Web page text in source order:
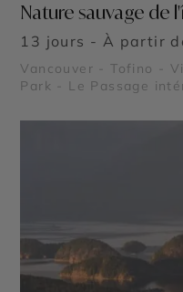
Nature sauvage de
13 jours - À partir
Vancouver - Tofino -
Park - Le Passage